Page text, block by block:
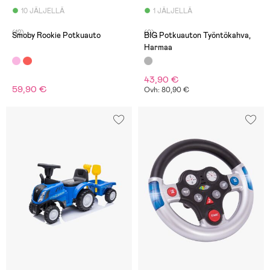
10 JÄLJELLÄ
(12)
Smoby Rookie Potkuauto
59,90 €
1 JÄLJELLÄ
(0)
BIG Potkuauton Työntökahva,
Harmaa
43,90 €
Ovh: 80,90 €